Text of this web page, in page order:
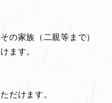
の家族（二親等まで）
ます。
だけます。